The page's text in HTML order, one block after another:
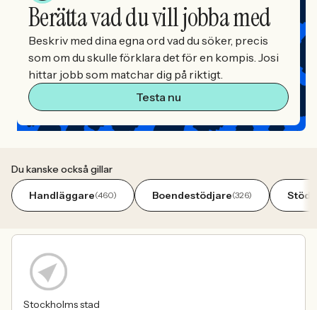
Berätta vad du vill jobba med
Beskriv med dina egna ord vad du söker, precis
som om du skulle förklara det för en kompis. Josi
hittar jobb som matchar dig på riktigt.
Testa nu
Du kanske också gillar
Handläggare(460) Boendestödjare(326)
Stockholms stad